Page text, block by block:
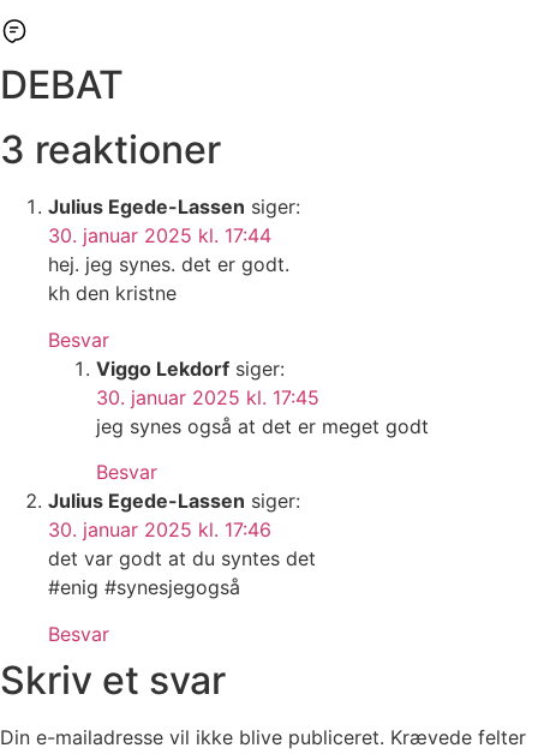
DEBAT
3 reaktioner
Julius Egede-Lassen siger:
30. januar 2025 kl. 17:44
hej. jeg synes. det er godt.
kh den kristne
Besvar
Viggo Lekdorf siger:
30. januar 2025 kl. 17:45
jeg synes også at det er meget godt
Besvar
Julius Egede-Lassen siger:
30. januar 2025 kl. 17:46
det var godt at du syntes det
#enig #synesjegogså
Besvar
Skriv et svar
Din e-mailadresse vil ikke blive publiceret. Krævede felter